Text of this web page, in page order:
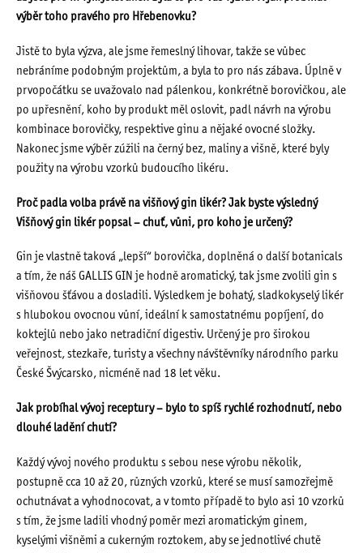
výběr toho pravého pro Hřebenovku?
Jistě to byla výzva, ale jsme řemeslný lihovar, takže se vůbec
nebráníme podobným projektům, a byla to pro nás zábava. Úplně v
prvopočátku se uvažovalo nad pálenkou, konkrétně borovičkou, ale
po upřesnění, koho by produkt měl oslovit, padl návrh na výrobu
kombinace borovičky, respektive ginu a nějaké ovocné složky.
Nakonec jsme výběr zúžili na černý bez, maliny a višně, které byly
použity na výrobu vzorků budoucího likéru.
Proč padla volba právě na višňový gin likér? Jak byste výsledný
Višňový gin likér popsal – chuť, vůni, pro koho je určený?
Gin je vlastně taková „lepší“ borovička, doplněná o další botanicals
a tím, že náš GALLIS GIN je hodně aromatický, tak jsme zvolili gin s
višňovou šťávou a dosladili. Výsledkem je bohatý, sladkokyselý likér
s hlubokou ovocnou vůní, ideální k samostatnému popíjení, do
koktejlů nebo jako netradiční digestiv. Určený je pro širokou
veřejnost, stezkaře, turisty a všechny návštěvníky národního parku
České Švýcarsko, nicméně nad 18 let věku.
Jak probíhal vývoj receptury – bylo to spíš rychlé rozhodnutí, nebo
dlouhé ladění chutí?
Každý vývoj nového produktu s sebou nese výrobu několik,
postupně cca 10 až 20, různých vzorků, které se musí samozřejmě
ochutnávat a vyhodnocovat, a v tomto případě to bylo asi 10 vzorků
s tím, že jsme ladili vhodný poměr mezi aromatickým ginem,
kyselými višněmi a cukerným roztokem, aby se jednotlivé chutě